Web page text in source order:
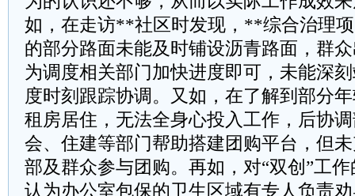
如，在走访**社区时发现，**综合治理
的部分路面未能及时铺设沥青路面，群
为调度相关部门加快进度即可，未能深
度时刻跟踪协调。又如，在了解到部分
租房居住，无法全身心投入工作，后协
会、住建等部门帮助搭建团购平台，但
部及群众参与团购。再如，对“双创”工
认为办公室包保的卫生区域有专人负责